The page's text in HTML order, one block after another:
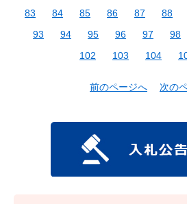
83
84 85 86 87 88
93
94 95 96 97 98
102
103 104
前のページへ 次の